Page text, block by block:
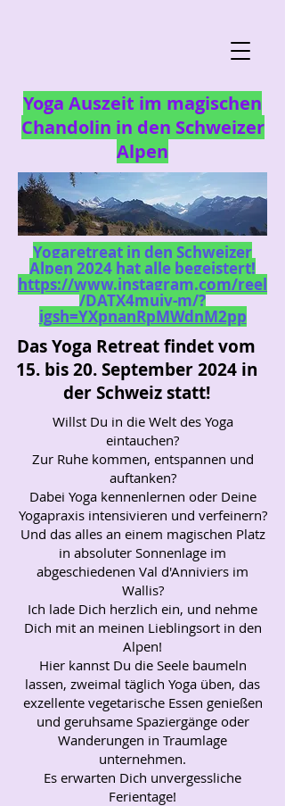
Yoga Auszeit im magischen
Chandolin in den Schweizer
Alpen
Yogaretreat in den Schweizer
Alpen 2024 hat alle begeistert!
https://www.instagram.com/reel
/DATX4muiv-m/?
igsh=YXpnanRpMWdnM2pp
Das Yoga Retreat findet vom
15. bis 20. September 2024 in
der Schweiz statt!
Willst Du in die Welt des Yoga
eintauchen?
Zur Ruhe kommen, entspannen und
auftanken?
Dabei Yoga kennenlernen oder Deine
Yogapraxis intensivieren und verfeinern?
Und das alles an einem magischen Platz
in absoluter Sonnenlage im
abgeschiedenen Val d'Anniviers im
Wallis?
Ich lade Dich herzlich ein, und nehme
Dich mit an meinen Lieblingsort in den
Alpen!
Hier kannst Du die Seele baumeln
lassen, zweimal täglich Yoga üben, das
exzellente vegetarische Essen genießen
und geruhsame Spaziergänge oder
Wanderungen in Traumlage
unternehmen.
Es erwarten Dich unvergessliche
Ferientage!